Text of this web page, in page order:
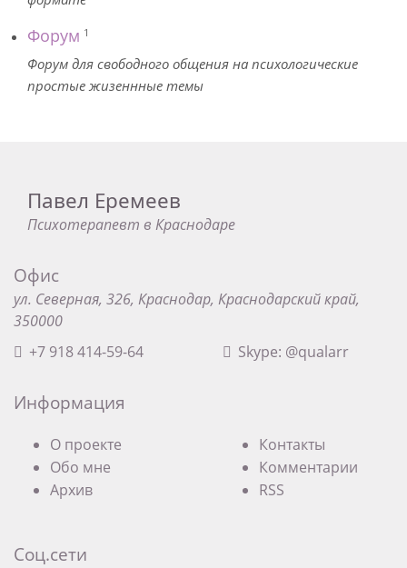
Форум 1
Форум для свободного общения на психологические
простые жизеннные темы
Павел Еремеев
Психотерапевт в Краснодаре
Офис
ул. Северная, 326, Краснодар, Краснодарский край,
350000
+7 918 414-59-64
Skype: @qualarr
Информация
О проекте
Обо мне
Архив
Контакты
Комментарии
RSS
Соц.сети